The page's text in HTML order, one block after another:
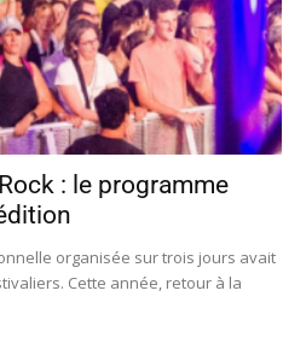
: le programme
organisée sur trois jours avait
Cette année, retour à la